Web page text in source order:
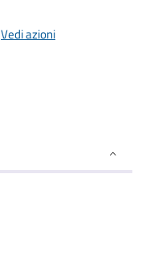
Vedi azioni